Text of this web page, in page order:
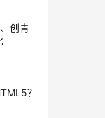
创青
？